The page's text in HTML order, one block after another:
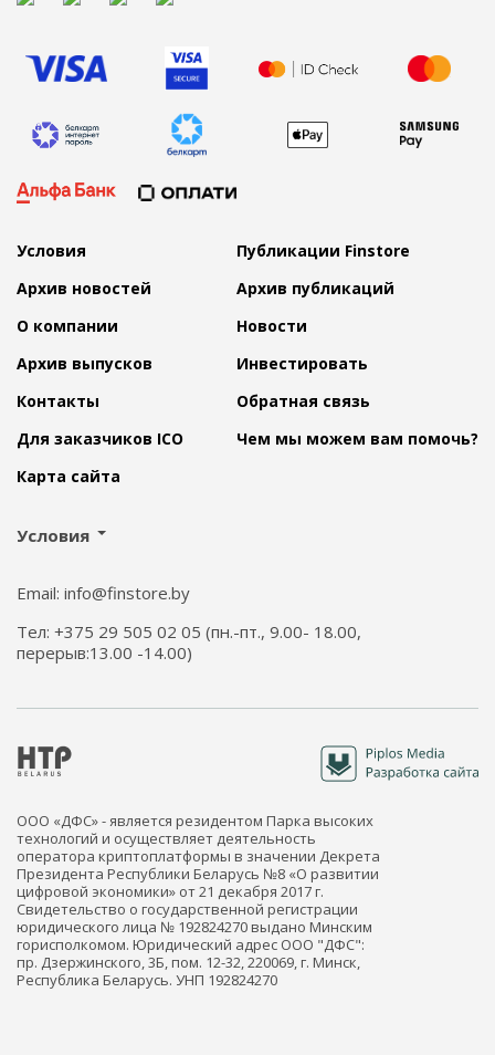
Условия
Публикации Finstore
Архив новостей
Архив публикаций
О компании
Новости
Архив выпусков
Инвестировать
Контакты
Обратная связь
Для заказчиков ICO
Чем мы можем вам помочь?
Карта сайта
Условия
Email: info@finstore.by
Тел: +375 29 505 02 05 (пн.-пт., 9.00- 18.00,
перерыв:13.00 -14.00)
ООО «ДФС» - является резидентом Парка высоких
технологий и осуществляет деятельность
оператора криптоплатформы в значении Декрета
Президента Республики Беларусь №8 «О развитии
цифровой экономики» от 21 декабря 2017 г.
Свидетельство о государственной регистрации
юридического лица № 192824270 выдано Минским
горисполкомом. Юридический адрес ООО "ДФС":
пр. Дзержинского, 3Б, пом. 12-32, 220069, г. Минск,
Республика Беларусь. УНП 192824270